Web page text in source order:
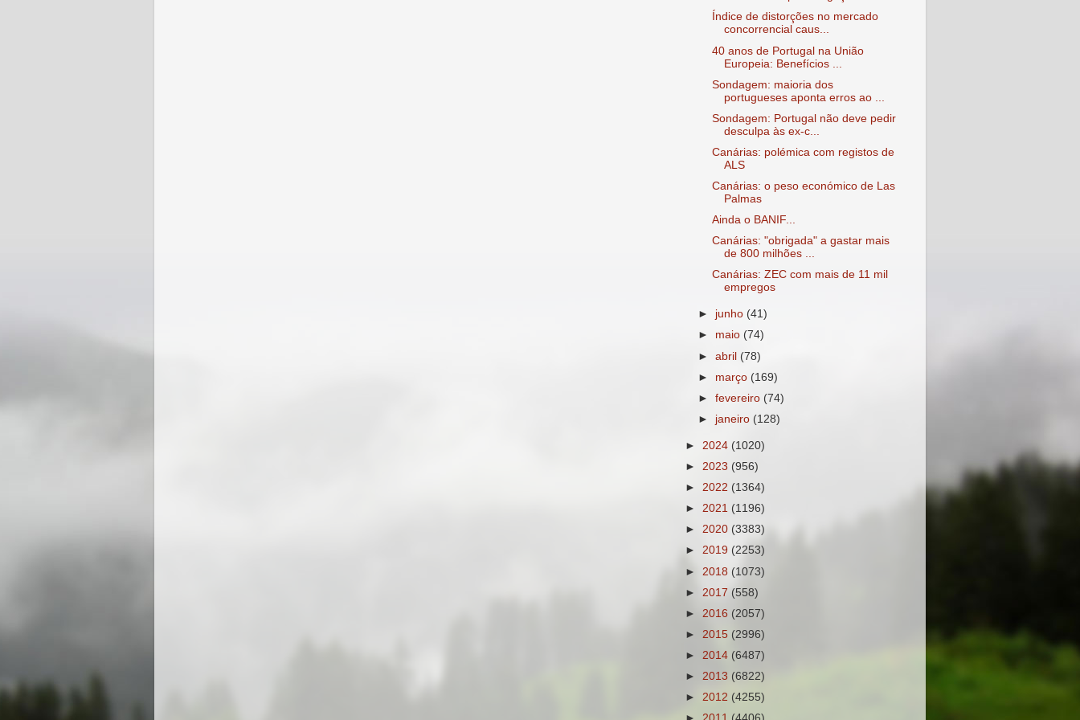
Índice de distorções no mercado
concorrencial caus...
40 anos de Portugal na União
Europeia: Benefícios ...
Sondagem: maioria dos
portugueses aponta erros ao ...
Sondagem: Portugal não deve pedir
desculpa às ex-c...
Canárias: polémica com registos de
ALS
Canárias: o peso económico de Las
Palmas
Ainda o BANIF...
Canárias: "obrigada" a gastar mais
de 800 milhões ...
Canárias: ZEC com mais de 11 mil
empregos
► junho (41)
► maio (74)
►abril (78)
► março (169)
►fevereiro (74)
► janeiro (128)
► 2024 (1020)
► 2023 (956)
► 2022 (1364)
► 2021 (1196)
► 2020 (3383)
► 2019 (2253)
► 2018 (1073)
► 2017 (558)
► 2016 (2057)
► 2015 (2996)
► 2014 (6487)
► 2013 (6822)
► 2012 (4255)